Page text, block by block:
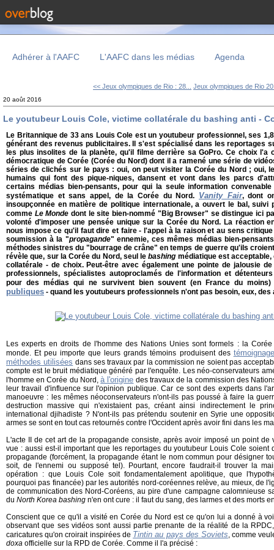
Adhérer à l'AAFC L'AAFC dans les médias Agenda
<< Jeux olympiques de Rio : 28... Jeux olympiques de Rio
20 août 2016
Le youtubeur Louis Cole, victime collatérale du bashing anti -
Le Britannique de 33 ans Louis Cole est un youtubeur professionnel, ses
générant des revenus publicitaires. Il s'est spécialisé dans les reportages
les plus insolites de la planète, qu'il filme derrière sa GoPro. Ce choix l'a
démocratique de Corée (Corée du Nord) dont il a ramené une série de
séries de clichés sur le pays : oui, on peut visiter la Corée du Nord ; oui,
humains qui font des pique-niques, dansent et vont dans les parcs
certains médias bien-pensants, pour qui la seule information
systématique et sans appel, de la Corée du Nord. Vanity Fair, dont
insoupçonnée en matière de politique internationale, a ouvert le bal,
comme Le Monde dont le site bien-nommé "Big Browser" se distingue ici
volonté d'imposer une pensée unique sur la Corée du Nord. La réaction
nous impose ce qu'il faut dire et faire - l'appel à la raison et au sens
soumission à la "propagande" ennemie, ces mêmes médias bien-
méthodes sinistres du "bourrage de crâne" en temps de guerre qu'ils
révèle que, sur la Corée du Nord, seul lebashing médiatique est
collatérale - de choix. Peut-être avec également une pointe de jalousie
professionnels, spécialistes autoproclamés de l'information et
pour des médias qui ne survivent bien souvent (en France du
publiques - quand les youtubeurs professionnels n'ont pas besoin, eux, des
Les experts en droits de l'homme des Nations Unies sont formels : la
monde. Et peu importe que leurs grands témoins produisent des
méthodes utilisées dans ses travaux par la commission ne soient pas
compte est le bruit médiatique généré par l'enquête. Les néo-conservateurs
l'homme en Corée du Nord,à l'origine des travaux de la commission des
leur travail d'influence sur l'opinion publique. Car ce sont des experts dans
manoeuvre : les mêmes néoconservateurs n'ont-ils pas poussé à faire la
destruction massive qui n'existaient pas, créant ainsi indirectement le
international djihadiste ? N'ont-ils pas prétendu soutenir en Syrie une
armes se sont en tout cas retournés contre l'Occident après avoir fini dans les
L'acte II de cet art de la propagande consiste, après avoir imposé un point de
vue : aussi est-il important que les reportages du youtubeur Louis Cole soient
propagande (forcément, la propagande étant le nom commun pour désigner
soit, de l'ennemi ou supposé tel). Pourtant, encore faudrait-il trouver la
opération : que Louis Cole soit fondamentalement apolitique, que
pourquoi pas financée) par les autorités nord-coréennes relève, au mieux, de
de communication des Nord-Coréens, au pire d'une campagne calomnieuse
du North Korea bashing n'en ont cure : il faut du sang, des larmes et des morts
Conscient que ce qu'il a visité en Corée du Nord est ce qu'on lui a donné à
observant que ses vidéos sont aussi partie prenante de la réalité de la
caricatures qu'on croirait inspirées de Tintin au pays des Soviets, comme
doxa officielle sur la RPD de Corée. Comme il l'a précisé :